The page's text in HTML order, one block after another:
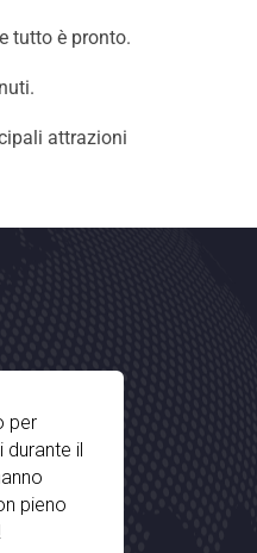
tutto è pronto.
attrazioni
impressionante.
mio bambino di 2 anni.